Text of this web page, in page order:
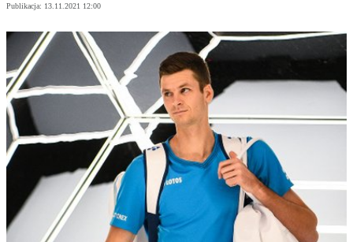
Publikacja: 13.11.2021 12:00